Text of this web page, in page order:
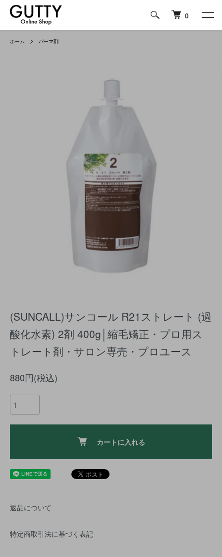
0
ホーム パーマ剤
(SUNCALL)サンコール R21ストレート (過
酸化水素) 2剤 400g│縮毛矯正・プロ用ス
トレート剤・サロン専売・プロユース
880円(税込)
カートに入れる
返品について
特定商取引法に基づく表記